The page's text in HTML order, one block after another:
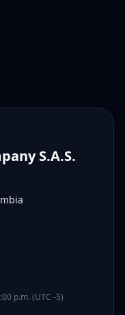
S.A.S.
p.m. (UTC -5)